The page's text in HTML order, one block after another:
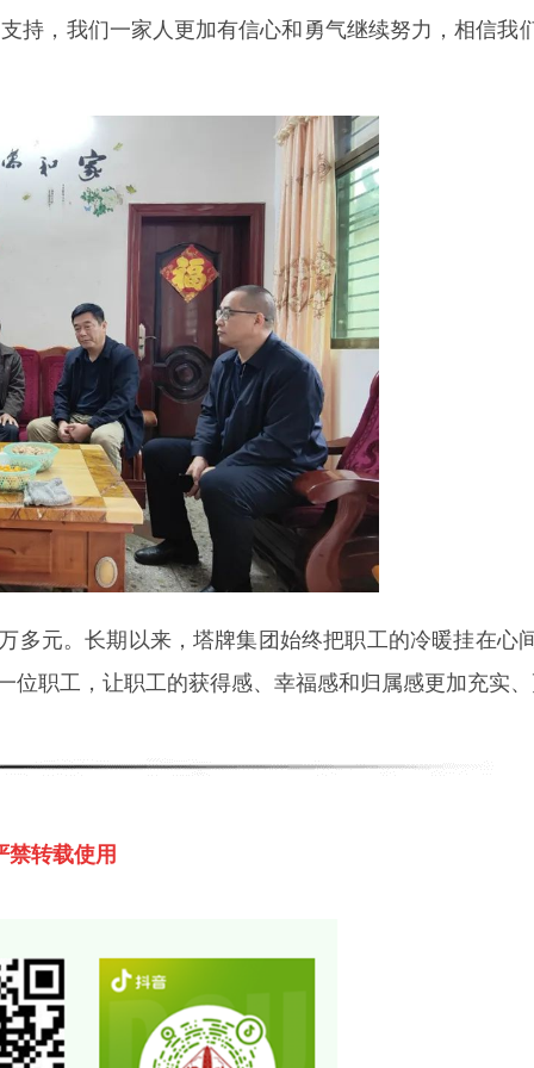
持，我们一家人更加有信心和勇气继续努力，相信我
多元。长期以来，塔牌集团始终把职工的冷暖挂在心
位职工，让职工的获得感、幸福感和归属感更加充实
转载使用